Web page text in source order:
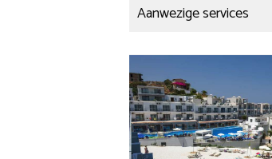
Aanwezige services